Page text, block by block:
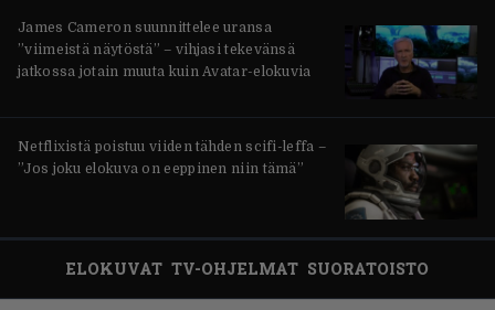
James Cameron suunnittelee uransa
”viimeistä näytöstä” – vihjasi tekevänsä
jatkossa jotain muuta kuin Avatar-elokuvia
Netflixistä poistuu viiden tähden scifi-leffa –
”Jos joku elokuva on eeppinen niin tämä”
ELOKUVAT TV-OHJELMAT SUORATOISTO